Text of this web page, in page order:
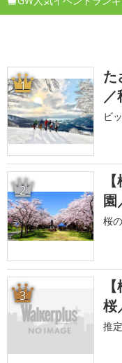
1
た
ビ
2
園
桜
3
桜
推